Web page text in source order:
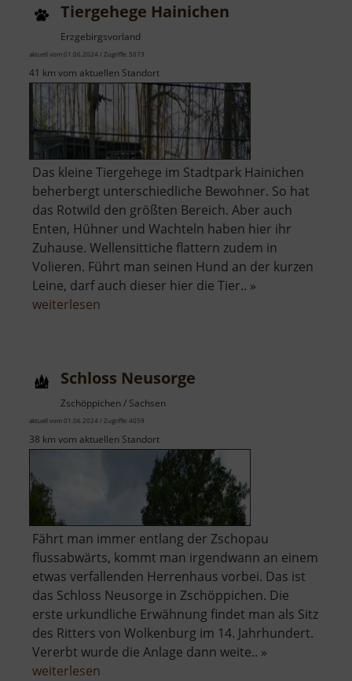
Tiergehege Hainichen
Erzgebirgsvorland
aktuell vom 01.06.2024 / Zugriffe: 5073
41 km vom aktuellen Standort
Das kleine Tiergehege im Stadtpark Hainichen
beherbergt unterschiedliche Bewohner. So hat
das Rotwild den größten Bereich. Aber auch
Enten, Hühner und Wachteln haben hier ihr
Zuhause. Wellensittiche flattern zudem in
Volieren. Führt man seinen Hund an der kurzen
Leine, darf auch dieser hier die Tier.. »
weiterlesen
Schloss Neusorge
Zschöppichen / Sachsen
aktuell vom 01.06.2024 / Zugriffe: 4059
38 km vom aktuellen Standort
Fährt man immer entlang der Zschopau
flussabwärts, kommt man irgendwann an einem
etwas verfallenden Herrenhaus vorbei. Das ist
das Schloss Neusorge in Zschöppichen. Die
erste urkundliche Erwähnung findet man als Sitz
des Ritters von Wolkenburg im 14. Jahrhundert.
Vererbt wurde die Anlage dann weite.. »
weiterlesen